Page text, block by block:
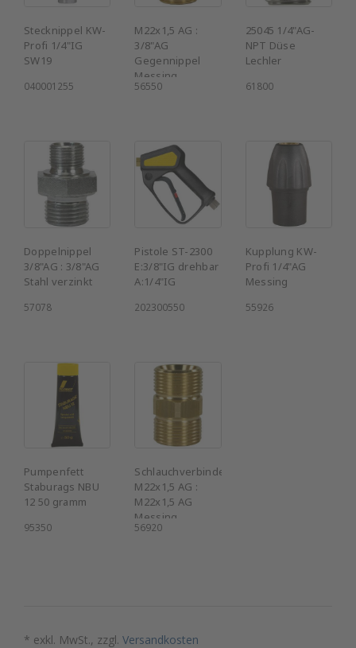
Stecknippel KW-
Profi 1/4"IG
SW19
040001255
M22x1,5 AG :
3/8"AG
Gegennippel
Messing
56550
25045 1/4"AG-
NPT Düse
Lechler
61800
Doppelnippel
3/8"AG : 3/8"AG
Stahl verzinkt
57078
Pistole ST-2300
E:3/8"IG drehbar
A:1/4"IG
202300550
Kupplung KW-
Profi 1/4"AG
Messing
55926
Pumpenfett
Staburags NBU
12 50 gramm
95350
Schlauchverbinder
M22x1,5 AG :
M22x1,5 AG
Messing
56920
* exkl. MwSt., zzgl. Versandkosten